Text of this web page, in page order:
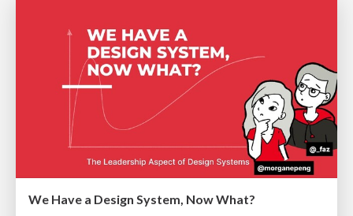
We Have a Design System, Now What?